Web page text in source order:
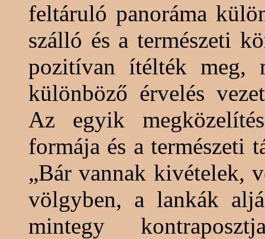
feltáruló panoráma
szálló és a természeti
pozitívan ítélték meg,
különböző érvelés
Az egyik
formája és a természeti
„Bár vannak kivételek,
völgyben, a lankák
mintegy